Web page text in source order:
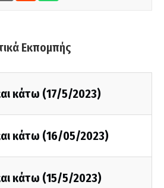
Εκπομπής
κάτω (17/5/2023)
κάτω (16/05/2023)
κάτω (15/5/2023)